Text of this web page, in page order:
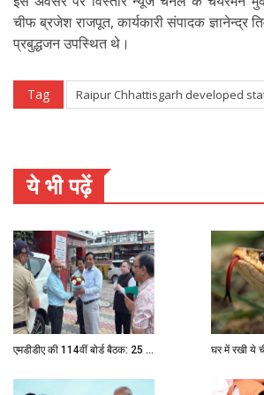
चीफ ब्रजेश राजपूत, कार्यकारी संपादक ज्ञानेन्द्र
प्रबुद्धजन उपस्थित थे।
Tag
Raipur Chhattisgarh developed
ये भी पढ़ें
एमडीडीए की 114वीं बोर्ड बैठक: 25 ... घर में रखी ये